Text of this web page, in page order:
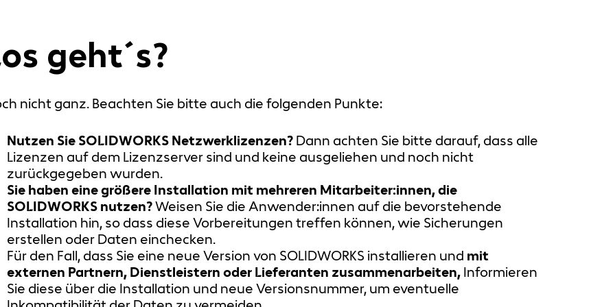
geht´s?
nicht ganz. Beachten Sie bitte auch die folgenden Punkte:
Nutzen Sie SOLIDWORKS Netzwerklizenzen?Dann achten Sie bitte darauf, dass alle
Lizenzen auf dem Lizenzserver sind und keine ausgeliehen und noch nicht
zurückgegeben wurden.
Sie haben eine größere Installation mit mehreren Mitarbeiter:innen, die
SOLIDWORKS nutzen?Weisen Sie die Anwender:innen auf die bevorstehende
Installation hin, so dass diese Vorbereitungen treffen können, wie Sicherungen
erstellen oder Daten einchecken.
Für den Fall, dass Sie eine neue Version von SOLIDWORKS installieren und mit
externen Partnern, Dienstleistern oder Lieferanten zusammenarbeiten,Informieren
Sie diese über die Installation und neue Versionsnummer, um eventuelle